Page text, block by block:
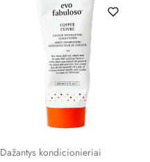
Dažantys kondicionieriai